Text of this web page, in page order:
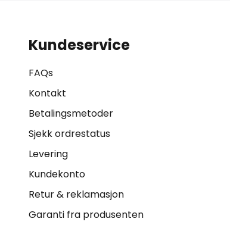
Kundeservice
FAQs
Kontakt
Betalingsmetoder
Sjekk ordrestatus
Levering
Kundekonto
Retur & reklamasjon
Garanti fra produsenten